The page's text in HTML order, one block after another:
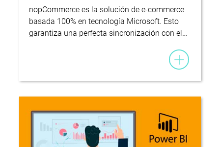
nopCommerce es la solución de e-commerce
basada 100% en tecnología Microsoft. Esto
garantiza una perfecta sincronización con el…